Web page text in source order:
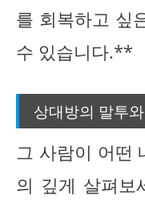
를 회복하고 싶
수 있습니다.**
상대방의 말투
그 사람이 어떤
의 깊게 살펴보